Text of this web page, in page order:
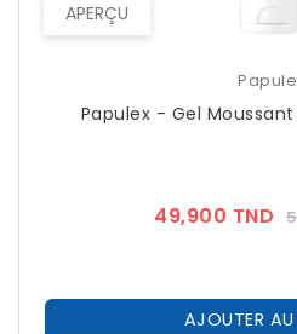
APERÇU
Papulex - Gel
49,900 TND
AJOUTER AU